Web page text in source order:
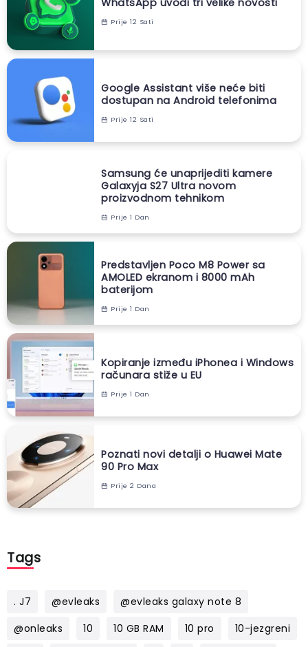
Prije 12 Sati
Google Assistant više neće biti
dostupan na Android telefonima
Prije 12 Sati
Samsung će unaprijediti kamere
Galaxyja S27 Ultra novom
proizvodnom tehnikom
Prije 1 Dan
Predstavljen Poco M8 Power sa
AMOLED ekranom i 8000 mAh
baterijom
Prije 1 Dan
Kopiranje između iPhonea i Windows
računara stiže u EU
Prije 1 Dan
Poznati novi detalji o Huawei Mate
90 Pro Max
Prije 2 Dana
Tags
. J7 @evleaks
@evleaks galaxy note 8
@onleaks
10 10 GB RAM 10 pro
10-jezgreni